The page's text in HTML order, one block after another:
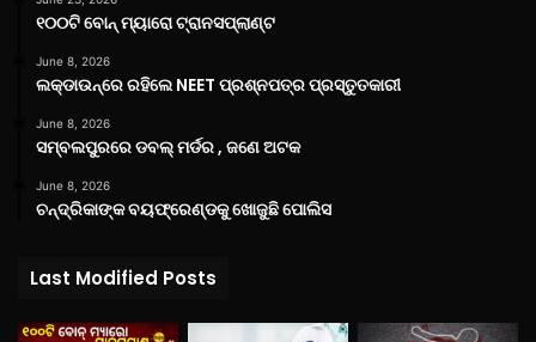
୧୦୦ଟି ବୋନ୍ ମ୍ୟାରୋ ଟ୍ରାନସପ୍ଲାଣ୍ଟ
June 8, 2026
ଲକ୍‌ଡାଉନ୍‌ରେ ରହିଲେ NEET ପ୍ରଶ୍ନପତ୍ର ପ୍ରସ୍ତୁତକାରୀ
June 8, 2026
ସମ୍ବଲପୁରରେ ଡବଲ୍ ମର୍ଡର , ଜଣେ ଅଟକ
June 8, 2026
ଚନ୍ଦ୍ରିକାଙ୍କ ବୟଫ୍ରେଣ୍ଡକୁ ଖୋଜୁଛି ପୋଲିସ
Last Modified Posts